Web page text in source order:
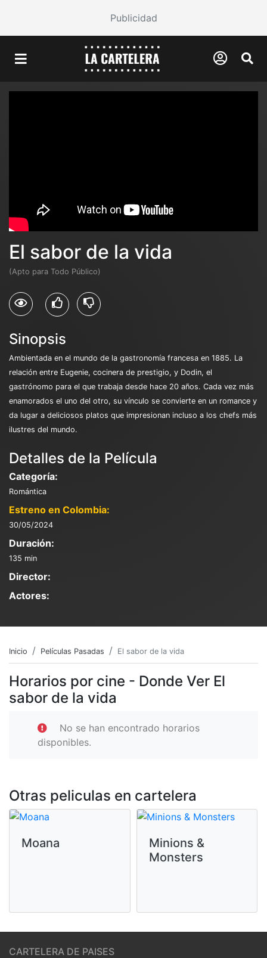
Publicidad
El sabor de la vida
(Apto para Todo Público)
Sinopsis
Ambientada en el mundo de la gastronomía francesa en 1885. La
relación entre Eugenie, cocinera de prestigio, y Dodin, el
gastrónomo para el que trabaja desde hace 20 años. Cada vez más
enamorados el uno del otro, su vínculo se convierte en un romance y
da lugar a deliciosos platos que impresionan incluso a los chefs más
ilustres del mundo.
Detalles de la Película
Categoría:
Romántica
Estreno en Colombia:
30/05/2024
Duración:
135 min
Director:
Actores:
Inicio Películas Pasadas El sabor de la vida
Horarios por cine - Donde Ver El
sabor de la vida
No se han encontrado horarios
disponibles.
Otras peliculas en cartelera
Moana
Minions &
Monsters
CARTELERA DE PAISES